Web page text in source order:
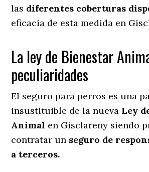
las diferentes coberturas
eficacia de esta medida en
La ley de Bienestar
peculiaridades
El seguro para perros es una
insustituible de la nueva Ley
Animal en Gisclareny siendo
contratar un seguro de
a terceros.